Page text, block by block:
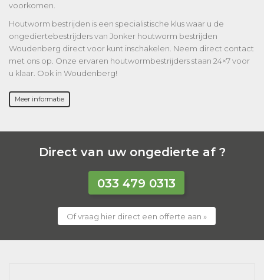
voorkomen.
Houtworm bestrijden is een specialistische klus waar u de
ongediertebestrijders van Jonker houtworm bestrijden
Woudenberg direct voor kunt inschakelen. Neem direct contact
met ons op. Onze ervaren houtwormbestrijders staan 24×7 voor
u klaar. Ook in Woudenberg!
Meer informatie
Direct van uw ongedierte af ?
033 479 0313
Of vraag hier direct een offerte aan »